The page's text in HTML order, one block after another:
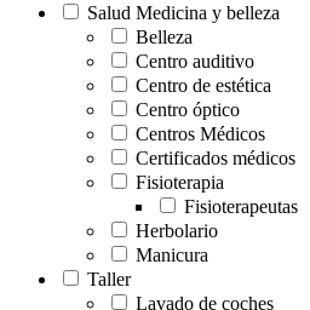
Salud Medicina y belleza
Belleza
Centro auditivo
Centro de estética
Centro óptico
Centros Médicos
Certificados médicos
Fisioterapia
Fisioterapeutas
Herbolario
Manicura
Taller
Lavado de coches